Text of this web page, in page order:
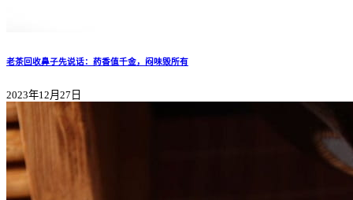
老茶回收鼻子先说话：药香值千金，闷味毁所有
2023年12月27日